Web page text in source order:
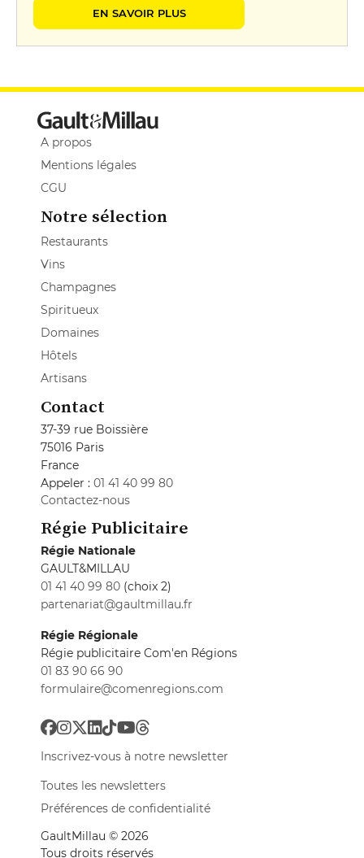
EN SAVOIR PLUS
A propos
Mentions légales
CGU
Notre sélection
Restaurants
Vins
Champagnes
Spiritueux
Domaines
Hôtels
Artisans
Contact
37-39 rue Boissière
75016 Paris
France
Appeler : 01 41 40 99 80
Contactez-nous
Régie Publicitaire
Régie Nationale
GAULT&MILLAU
01 41 40 99 80 (choix 2)
partenariat@gaultmillau.fr
Régie Régionale
Régie publicitaire Com'en Régions
01 83 90 66 90
formulaire@comenregions.com
Inscrivez-vous à notre newsletter
Toutes les newsletters
Préférences de confidentialité
GaultMillau © 2026
Tous droits réservés